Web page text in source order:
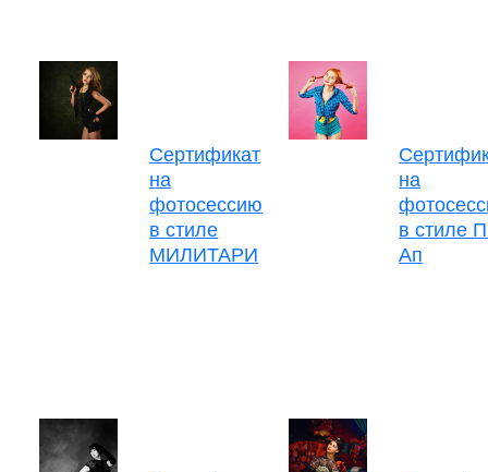
Сертификат
на
фотосессию
в стиле
МИЛИТАРИ
на
в стиле
Ап